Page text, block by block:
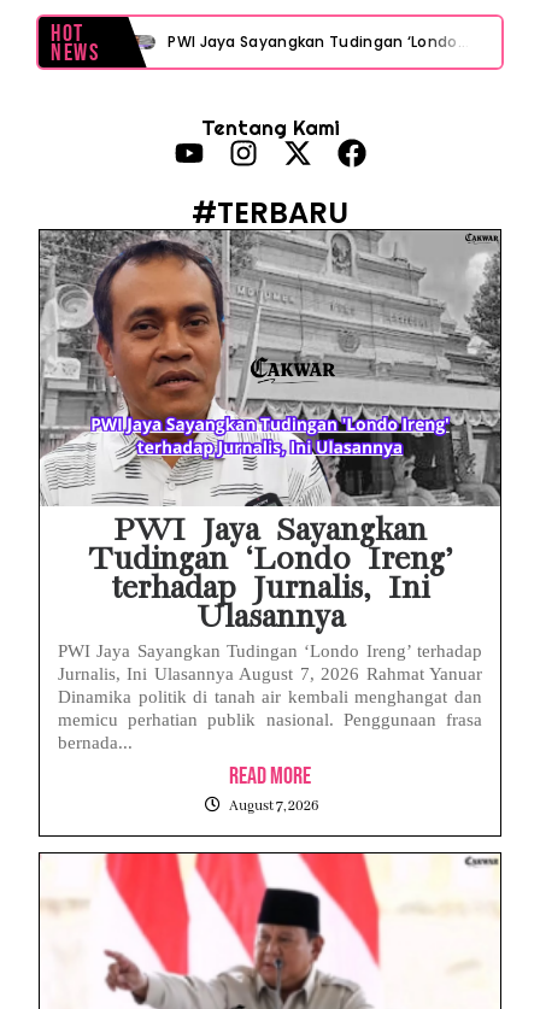
Hot
News PWI Jaya Sayangkan Tudingan ‘Londo Ireng’ terhadap Jurnalis, Ini Ulasannya
Babak Baru Kasus Febrie Adriansyah, Rencana Praperadilan Penyitaan Emas dan Uang Tunai Jadi Sorotan
HP Huawei Cepat Panas? Ini Penyebab Utama dan Cara Mengatasinya
Face ID iPhone Tidak Mengenali Wajah? Ini Penyebab dan Cara Mengatasinya
Eks Jampidsus Febrie Adriansyah Tersangka Korupsi Asabri Tapi Masih Terima Gaji: Mengapa Begitu?
Tentang Kami
#TERBARU
PWI Jaya Sayangkan
Tudingan ‘Londo Ireng’
terhadap Jurnalis, Ini
Ulasannya
PWI Jaya Sayangkan Tudingan ‘Londo Ireng’ terhadap
Jurnalis, Ini Ulasannya August 7, 2026 Rahmat Yanuar
Dinamika politik di tanah air kembali menghangat dan
memicu perhatian publik nasional. Penggunaan frasa
bernada...
Read More
August 7, 2026